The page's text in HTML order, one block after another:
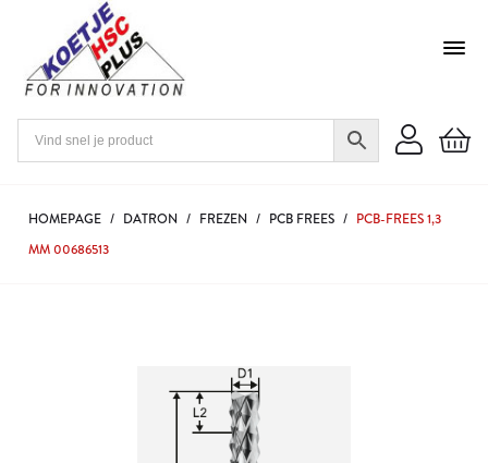
HOMEPAGE / DATRON / FREZEN / PCB FREES / PCB-FREES 1,3
MM 00686513